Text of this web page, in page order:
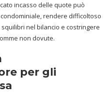
incasso delle quote può
rendere difficoltoso
nel bilancio e costringere
non dovute.
per gli